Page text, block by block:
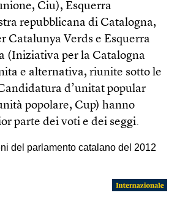
Ciu), Esquerra
repubblicana di Catalogna,
Catalunya Verds e Esquerra
(Iniziativa per la Catalogna
e alternativa, riunite sotto le
d’unitat popular
popolare, Cup) hanno
parte dei voti e dei seggi.